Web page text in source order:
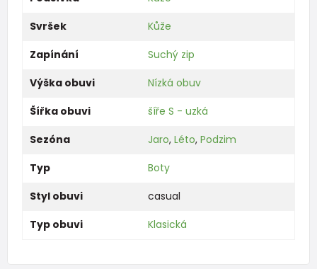
Svršek
Kůže
Zapínání
Suchý zip
Výška obuvi
Nízká obuv
Šířka obuvi
šíře S - uzká
Sezóna
Jaro, Léto, Podzim
Typ
Boty
Styl obuvi
casual
Typ obuvi
Klasická